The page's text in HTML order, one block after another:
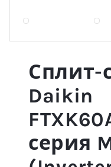
Сплит-
Daikin
серия